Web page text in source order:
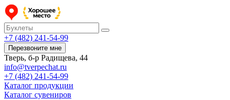
+7 (482) 241-54-99
Перезвоните мне
Тверь, б-р Радищева, 44
info@tverpechat.ru
+7 (482) 241-54-99
Каталог продукции
Каталог сувениров